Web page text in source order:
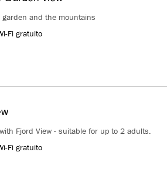
and the mountains
Fi gratuito
Fjord View - suitable for up to 2 adults.
Fi gratuito